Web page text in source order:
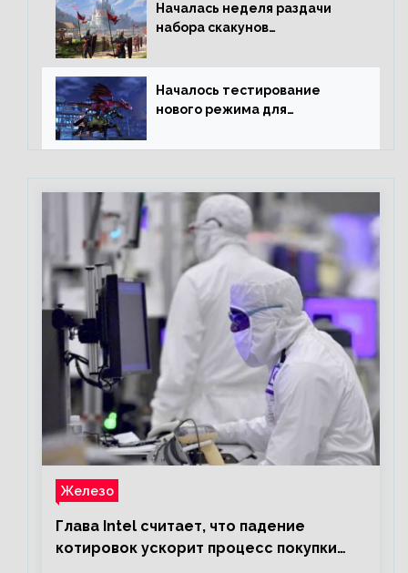
Началась неделя раздачи
набора скакунов
Началось тестирование
нового режима для
online
Железо
Глава Intel считает, что падение
котировок ускорит процесс покупки